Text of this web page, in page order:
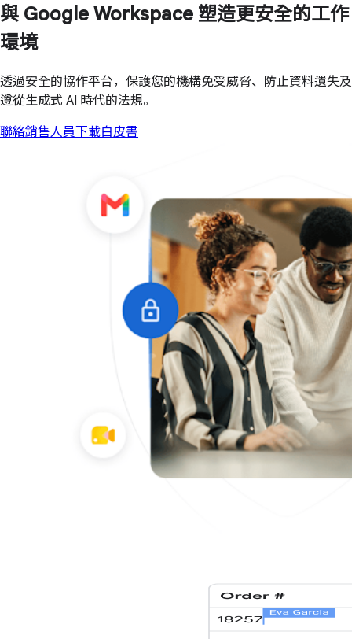
與 Google Workspace 塑造更安全的工作
環境
透過安全的協作平台，保護您的機構免受威脅、防止資料遺失及
遵從生成式 AI 時代的法規。
聯絡銷售人員下載白皮書